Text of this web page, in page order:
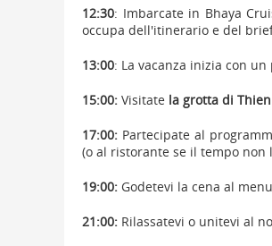
12:30: Imbarcate in Bhaya
occupa dell'itinerario e del
13:00: La vacanza inizia con
15:00: Visitate la grotta di
17:00: Partecipate al
(o al ristorante se il tempo non
19:00: Godetevi la cena al
21:00: Rilassatevi o unitevi al